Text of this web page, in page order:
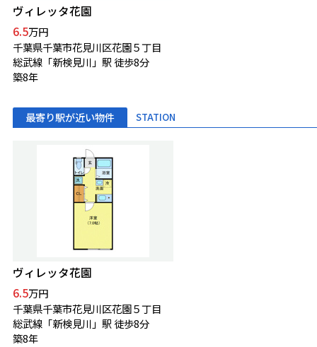
ヴィレッタ花園
6.5万円
千葉県千葉市花見川区花園５丁目
総武線「新検見川」駅 徒歩8分
築8年
最寄り駅が近い物件 STATION
ヴィレッタ花園
6.5万円
千葉県千葉市花見川区花園５丁目
総武線「新検見川」駅 徒歩8分
築8年